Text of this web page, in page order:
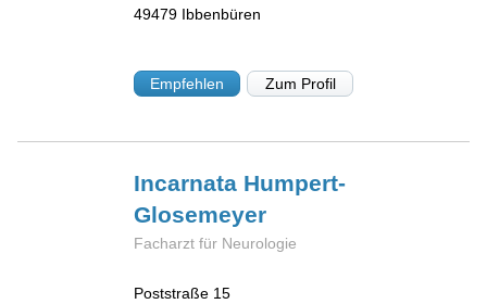
49479 Ibbenbüren
Empfehlen Zum Profil
Incarnata Humpert-
Glosemeyer
Facharzt für Neurologie
Poststraße 15